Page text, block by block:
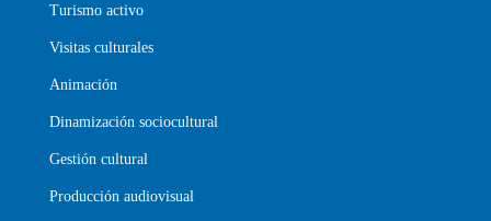
Turismo activo
Visitas culturales
Animación
Dinamización sociocultural
Gestión cultural
Producción audiovisual